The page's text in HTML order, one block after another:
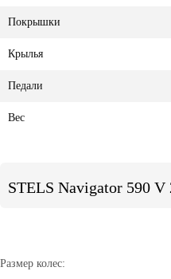
Покрышки
Крылья
Педали
Вес
STELS Navigator 590 V
Размер колес: